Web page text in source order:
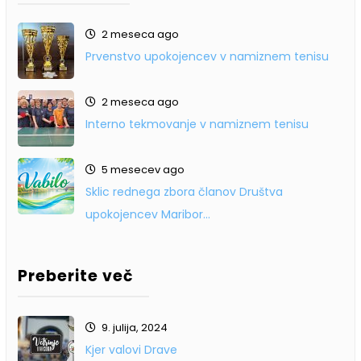
2 meseca ago
Prvenstvo upokojencev v namiznem tenisu
2 meseca ago
Interno tekmovanje v namiznem tenisu
5 mesecev ago
Sklic rednega zbora članov Društva
upokojencev Maribor…
Preberite več
9. julija, 2024
Kjer valovi Drave